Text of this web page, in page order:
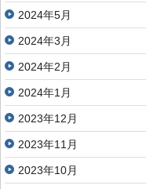
2024年5月
2024年3月
2024年2月
2024年1月
2023年12月
2023年11月
2023年10月